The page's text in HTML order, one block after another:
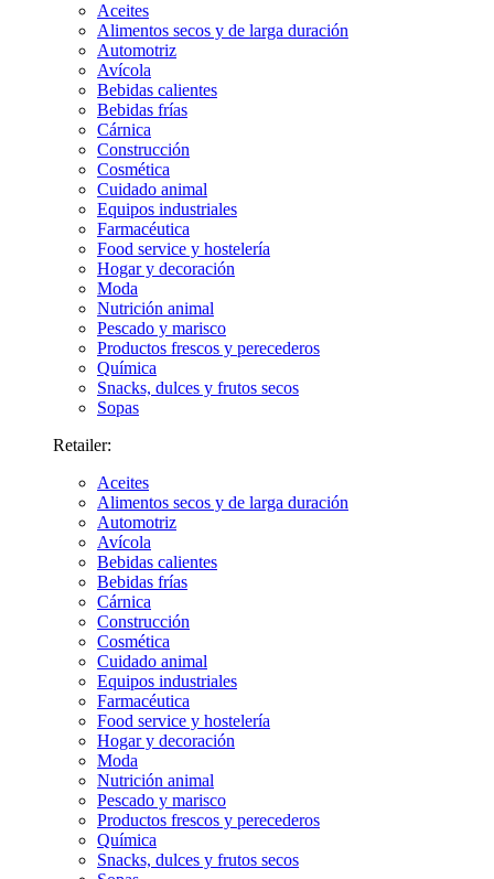
Aceites
Alimentos secos y de larga duración
Automotriz
Avícola
Bebidas calientes
Bebidas frías
Cárnica
Construcción
Cosmética
Cuidado animal
Equipos industriales
Farmacéutica
Food service y hostelería
Hogar y decoración
Moda
Nutrición animal
Pescado y marisco
Productos frescos y perecederos
Química
Snacks, dulces y frutos secos
Sopas
Retailer:
Aceites
Alimentos secos y de larga duración
Automotriz
Avícola
Bebidas calientes
Bebidas frías
Cárnica
Construcción
Cosmética
Cuidado animal
Equipos industriales
Farmacéutica
Food service y hostelería
Hogar y decoración
Moda
Nutrición animal
Pescado y marisco
Productos frescos y perecederos
Química
Snacks, dulces y frutos secos